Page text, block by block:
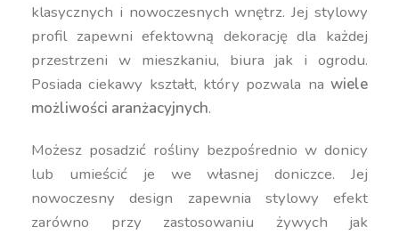
klasycznych i nowoczesnych wnętrz. Jej stylowy
profil zapewni efektowną dekorację dla każdej
przestrzeni w mieszkaniu, biura jak i ogrodu.
Posiada ciekawy kształt, który pozwala na wiele
możliwości aranżacyjnych.
Możesz posadzić rośliny bezpośrednio w donicy
lub umieścić je we własnej doniczce. Jej
nowoczesny design zapewnia stylowy efekt
zarówno przy zastosowaniu żywych jak